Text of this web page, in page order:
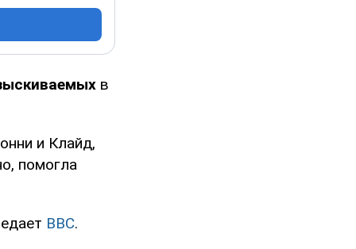
в
и Клайд,
помогла
BBC.